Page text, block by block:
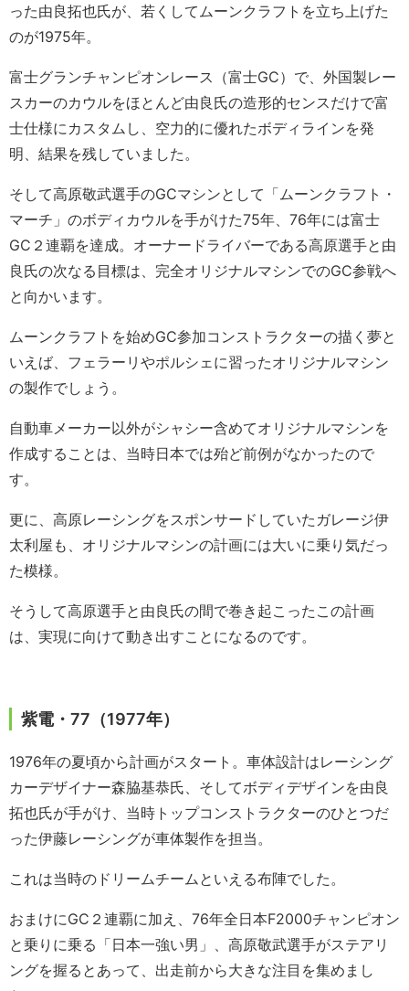
った由良拓也氏が、若くしてムーンクラフトを立ち上げた
のが1975年。
富士グランチャンピオンレース（富士GC）で、外国製レー
スカーのカウルをほとんど由良氏の造形的センスだけで富
士仕様にカスタムし、空力的に優れたボディラインを発
明、結果を残していました。
そして高原敬武選手のGCマシンとして「ムーンクラフト・
マーチ」のボディカウルを手がけた75年、76年には富士
GC２連覇を達成。オーナードライバーである高原選手と由
良氏の次なる目標は、完全オリジナルマシンでのGC参戦へ
と向かいます。
ムーンクラフトを始めGC参加コンストラクターの描く夢と
いえば、フェラーリやポルシェに習ったオリジナルマシン
の製作でしょう。
自動車メーカー以外がシャシー含めてオリジナルマシンを
作成することは、当時日本では殆ど前例がなかったので
す。
更に、高原レーシングをスポンサードしていたガレージ伊
太利屋も、オリジナルマシンの計画には大いに乗り気だっ
た模様。
そうして高原選手と由良氏の間で巻き起こったこの計画
は、実現に向けて動き出すことになるのです。
紫電・77（1977年）
1976年の夏頃から計画がスタート。車体設計はレーシング
カーデザイナー森脇基恭氏、そしてボディデザインを由良
拓也氏が手がけ、当時トップコンストラクターのひとつだ
った伊藤レーシングが車体製作を担当。
これは当時のドリームチームといえる布陣でした。
おまけにGC２連覇に加え、76年全日本F2000チャンピオン
と乗りに乗る「日本一強い男」、高原敬武選手がステアリ
ングを握るとあって、出走前から大きな注目を集めまし